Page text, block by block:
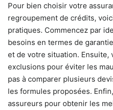
Pour bien choisir votre
regroupement de crédits,
pratiques. Commencez par
besoins en termes de
et de votre situation.
exclusions pour éviter les
pas à comparer plusieurs
les formules proposées.
assureurs pour obtenir les